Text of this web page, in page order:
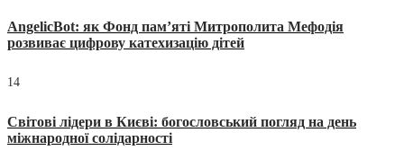
AngelicBot: як Фонд пам’яті Митрополита Мефодія
розвиває цифрову катехизацію дітей
14
Світові лідери в Києві: богословський погляд на день
міжнародної солідарності